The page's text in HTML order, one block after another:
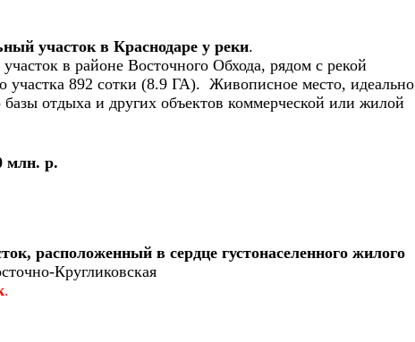
участок в Краснодаре у реки.
в районе Восточного Обхода, рядом с рекой
участка 892 сотки (8.9 ГА). Живописное место, идеально
базы отдыха и других объектов коммерческой или жилой
млн. р.
расположенный в сердце густонаселенного жилого
Кругликовская
.